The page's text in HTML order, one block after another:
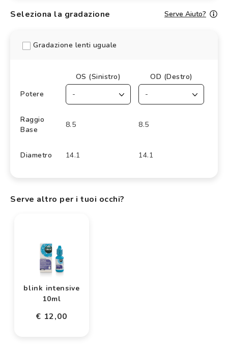
Seleziona la gradazione Serve Aiuto?
Gradazione lenti uguale
OS (Sinistro)
OD (Destro)
Potere
Raggio
Base
Diametro
8.5
14.1
8.5
14.1
Serve altro per i tuoi occhi?
blink intensive
10ml
€ 12,00